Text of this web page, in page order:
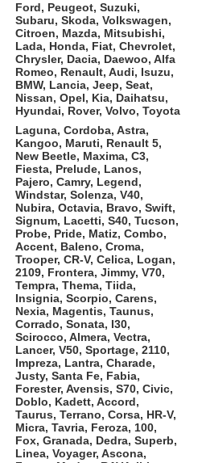
Ford, Peugeot, Suzuki,
Subaru, Skoda, Volkswagen,
Citroen, Mazda, Mitsubishi,
Lada, Honda, Fiat, Chevrolet,
Chrysler, Dacia, Daewoo, Alfa
Romeo, Renault, Audi, Isuzu,
BMW, Lancia, Jeep, Seat,
Nissan, Opel, Kia, Daihatsu,
Hyundai, Rover, Volvo, Toyota
Laguna, Cordoba, Astra,
Kangoo, Maruti, Renault 5,
New Beetle, Maxima, C3,
Fiesta, Prelude, Lanos,
Pajero, Camry, Legend,
Windstar, Solenza, V40,
Nubira, Octavia, Bravo, Swift,
Signum, Lacetti, S40, Tucson,
Probe, Pride, Matiz, Combo,
Accent, Baleno, Croma,
Trooper, CR-V, Celica, Logan,
2109, Frontera, Jimmy, V70,
Tempra, Thema, Tiida,
Insignia, Scorpio, Carens,
Nexia, Magentis, Taunus,
Corrado, Sonata, I30,
Scirocco, Almera, Vectra,
Lancer, V50, Sportage, 2110,
Impreza, Lantra, Charade,
Justy, Santa Fe, Fabia,
Forester, Avensis, S70, Civic,
Doblo, Kadett, Accord,
Taurus, Terrano, Corsa, HR-V,
Micra, Tavria, Feroza, 100,
Fox, Granada, Dedra, Superb,
Linea, Voyager, Ascona,